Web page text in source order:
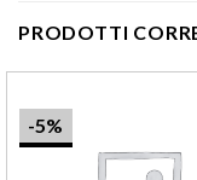
PRODOTTI
-5%